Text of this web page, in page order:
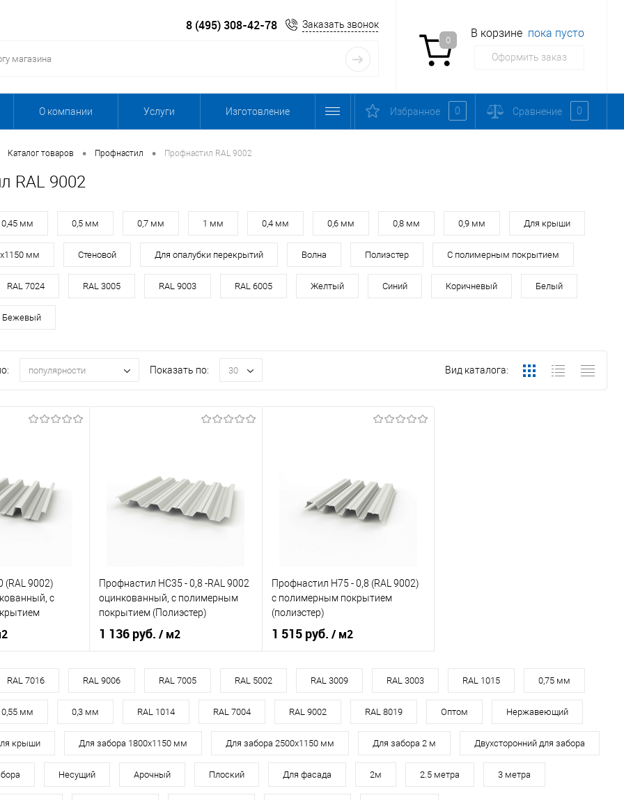
8 (495) 308-42-78 Заказать звонок
0
В корзине пока пусто
Оформить заказ
О компании Услуги Изготовление Избранное 0 Сравнение 0
Каталог товаров • Профнастил • Профнастил RAL 9002
RAL 9002
0,45 мм 0,5 мм 0,7 мм 1 мм 0,4 мм 0,6 мм 0,8 мм 0,9 мм Для крыши
мм Стеновой Для опалубки перекрытий Волна Полиэстер С полимерным покрытием
RAL 7024 RAL 3005 RAL 9003 RAL 6005 Желтый Синий Коричневый Белый
Бежевый
популярности Показать по: 30 Вид каталога:
(RAL 9002)
с
RAL 9002
белый
Сравнение
Профнастил НС35 - 0,8 -RAL 9002
оцинкованный, с полимерным
покрытием (Полиэстер)
1 136 руб. / м2
Цвет RAL 9002
Цвет человеческий белый
В корзину
Купить в 1 клик
Сравнение
Профнастил Н75 - 0,8 (RAL 9002)
с полимерным покрытием
(полиэстер)
1 515 руб. / м2
Цвет RAL 9002
Цвет человеческий белый
В корзину
Купить в 1 клик
Сравнение
RAL 7016 RAL 9006 RAL 7005 RAL 5002 RAL 3009 RAL 3003 RAL 1015 0,75 мм
0,55 мм 0,3 мм RAL 1014 RAL 7004 RAL 9002 RAL 8019 Оптом Нержавеющий
крыши Для забора 1800х1150 мм Для забора 2500х1150 мм Для забора 2 м Двухсторонний для забора
Несущий Арочный Плоский Для фасада 2м 2.5 метра 3 метра